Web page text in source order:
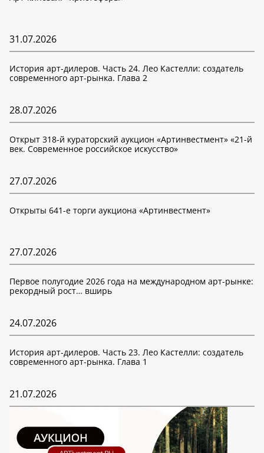
31.07.2026
История арт-дилеров. Часть 24. Лео Кастелли: создатель
современного арт-рынка. Глава 2
28.07.2026
Открыт 318-й кураторский аукцион «Артинвестмент» «21-й
век. Современное российское искусство»
27.07.2026
Открыты 641-е торги аукциона «Артинвестмент»
27.07.2026
Первое полугодие 2026 года на международном арт-рынке:
рекордный рост… вширь
24.07.2026
История арт-дилеров. Часть 23. Лео Кастелли: создатель
современного арт-рынка. Глава 1
21.07.2026